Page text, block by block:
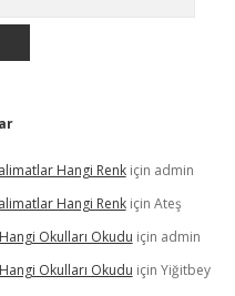
Hangi Renkiçin admin
Hangi Renkiçin Ateş
Okulları Okudu için admin
Okulları Okudu için Yiğitbey